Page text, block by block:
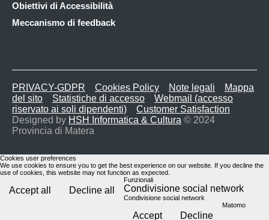
Obiettivi di Accessibilità
Meccanismo di feedback
PRIVACY-GDPR Cookies Policy Note legali
Mappa
del sito
Statistiche di accesso
Webmail (accesso
riservato ai soli dipendenti)
Customer Satisfaction
Designed by HSH Informatica & Cultura © 2024
Provincia di Matera
Cookies user preferences
We use cookies to ensure you to get the best experience on our website. If you decline the
use of cookies, this website may not function as expected.
Accept all Decline all
Funzionali
Condivisione social network
Condivisione social network
Accept Decline
Matomo